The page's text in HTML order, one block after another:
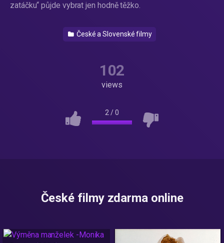
zatáčku“ půjde vybrat jen hodně těžko.
České a Slovenské filmy
102
views
2 /0
České filmy zdarma online